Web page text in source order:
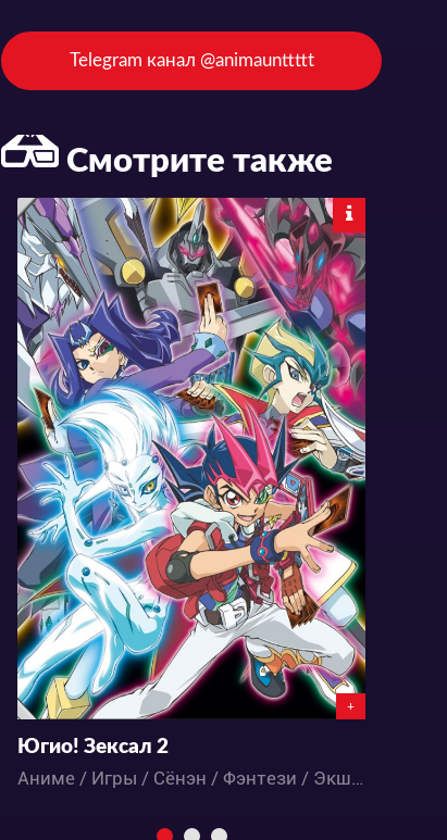
Telegram канал @animaunttttt
Смотрите также
+
Югио! Зексал 2
Аниме / Игры / Сёнэн / Фэнтези / Экшен